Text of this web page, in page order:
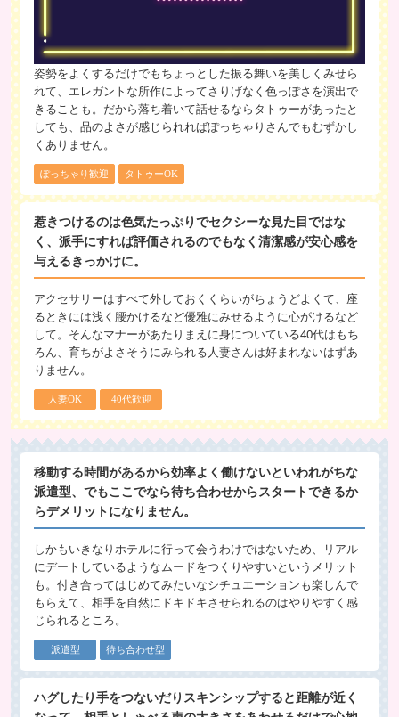
姿勢をよくするだけでもちょっとした振る舞いを美しくみせら
れて、エレガントな所作によってさりげなく色っぽさを演出で
きることも。だから落ち着いて話せるならタトゥーがあったと
しても、品のよさが感じられればぽっちゃりさんでもむずかし
くありません。
ぽっちゃり歓迎 タトゥーOK
惹きつけるのは色気たっぷりでセクシーな見た目ではな
く、派手にすれば評価されるのでもなく清潔感が安心感を
与えるきっかけに。
アクセサリーはすべて外しておくくらいがちょうどよくて、座
るときには浅く腰かけるなど優雅にみせるように心がけるなど
して。そんなマナーがあたりまえに身についている40代はもち
ろん、育ちがよさそうにみられる人妻さんは好まれないはずあ
りません。
人妻OK 40代歓迎
移動する時間があるから効率よく働けないといわれがちな
派遣型、でもここでなら待ち合わせからスタートできるか
らデメリットになりません。
しかもいきなりホテルに行って会うわけではないため、リアル
にデートしているようなムードをつくりやすいというメリット
も。付き合ってはじめてみたいなシチュエーションも楽しんで
もらえて、相手を自然にドキドキさせられるのはやりやすく感
じられるところ。
派遣型 待ち合わせ型
ハグしたり手をつないだりスキンシップすると距離が近く